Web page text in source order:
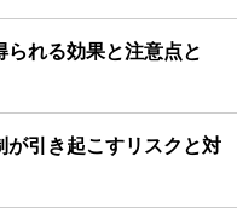
られる効果と注意点と
が引き起こすリスクと対